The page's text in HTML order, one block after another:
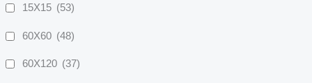
15X15 (53)
60X60 (48)
60X120 (37)